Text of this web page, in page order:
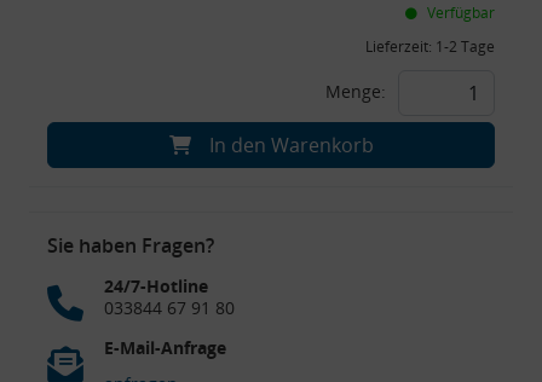
Verfügbar
Lieferzeit: 1-2 Tage
Menge:
In den Warenkorb
Sie haben Fragen?
24/7-Hotline
033844 67 91 80
E-Mail-Anfrage